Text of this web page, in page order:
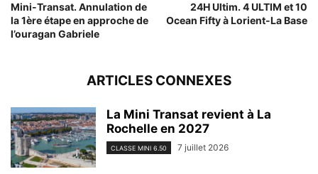
Mini-Transat. Annulation de
la 1ère étape en approche de
l’ouragan Gabriele
24H Ultim. 4 ULTIM et 10
Ocean Fifty à Lorient-La Base
ARTICLES CONNEXES
La Mini Transat revient à La
Rochelle en 2027
CLASSE MINI 6.50 7 juillet 2026